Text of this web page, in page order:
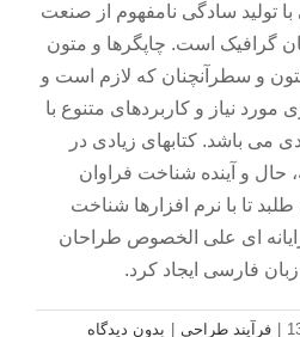
تولید سادگی نامفهوم از صنعت
گرافیک است. چاپگرها و متون
و سطرآنچنان که لازم است و
نیاز و کاربردهای متنوع با
می باشد. کتابهای زیادی در
و آینده شناخت فراوان
تا با نرم افزارها شناخت
ای علی الخصوص طراحان
فارسی ایجاد کرد.
فرآیند طراحی بدون دیدگاه